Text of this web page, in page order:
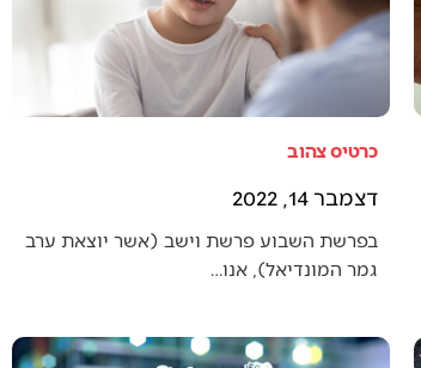
כרטיס צהוב
דצמבר 14, 2022
בפרשת השבוע פרשת וישב (אשר יוצאת ערב
גמר המונדיאל), אנו…